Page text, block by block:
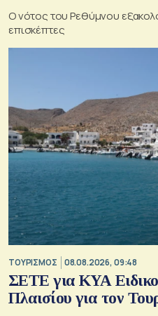
Ο νότος του Ρεθύμνου
επισκέπτες
ΤΟΥΡΙΣΜΟΣ 08.08.2026, 09:48
ΣΕΤΕ για ΚΥΑ
Πλαισίου για τον